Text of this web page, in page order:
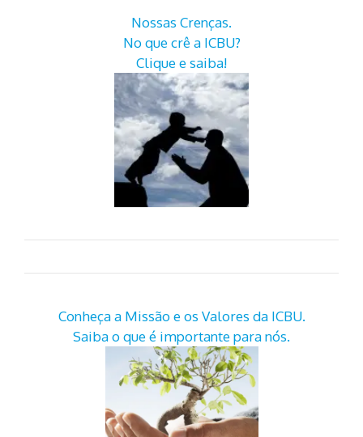
Nossas Crenças.
No que crê a ICBU?
Clique e saiba!
Conheça a Missão e os Valores da ICBU.
Saiba o que é importante para nós.